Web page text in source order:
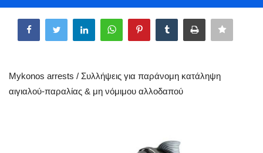
Arts & Culture
Mykonos arrests / Συλλήψεις για παράνομη κατάληψη
αιγιαλού-παραλίας & μη νόμιμου αλλοδαπού